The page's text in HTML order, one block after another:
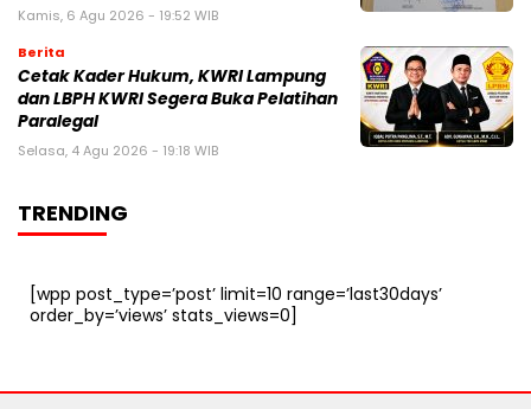
Kamis, 6 Agu 2026 - 19:52 WIB
Berita
Cetak Kader Hukum, KWRI Lampung
dan LBPH KWRI Segera Buka Pelatihan
Paralegal
Selasa, 4 Agu 2026 - 19:18 WIB
TRENDING
[wpp post_type=’post’ limit=10 range=’last30days’
order_by=’views’ stats_views=0]